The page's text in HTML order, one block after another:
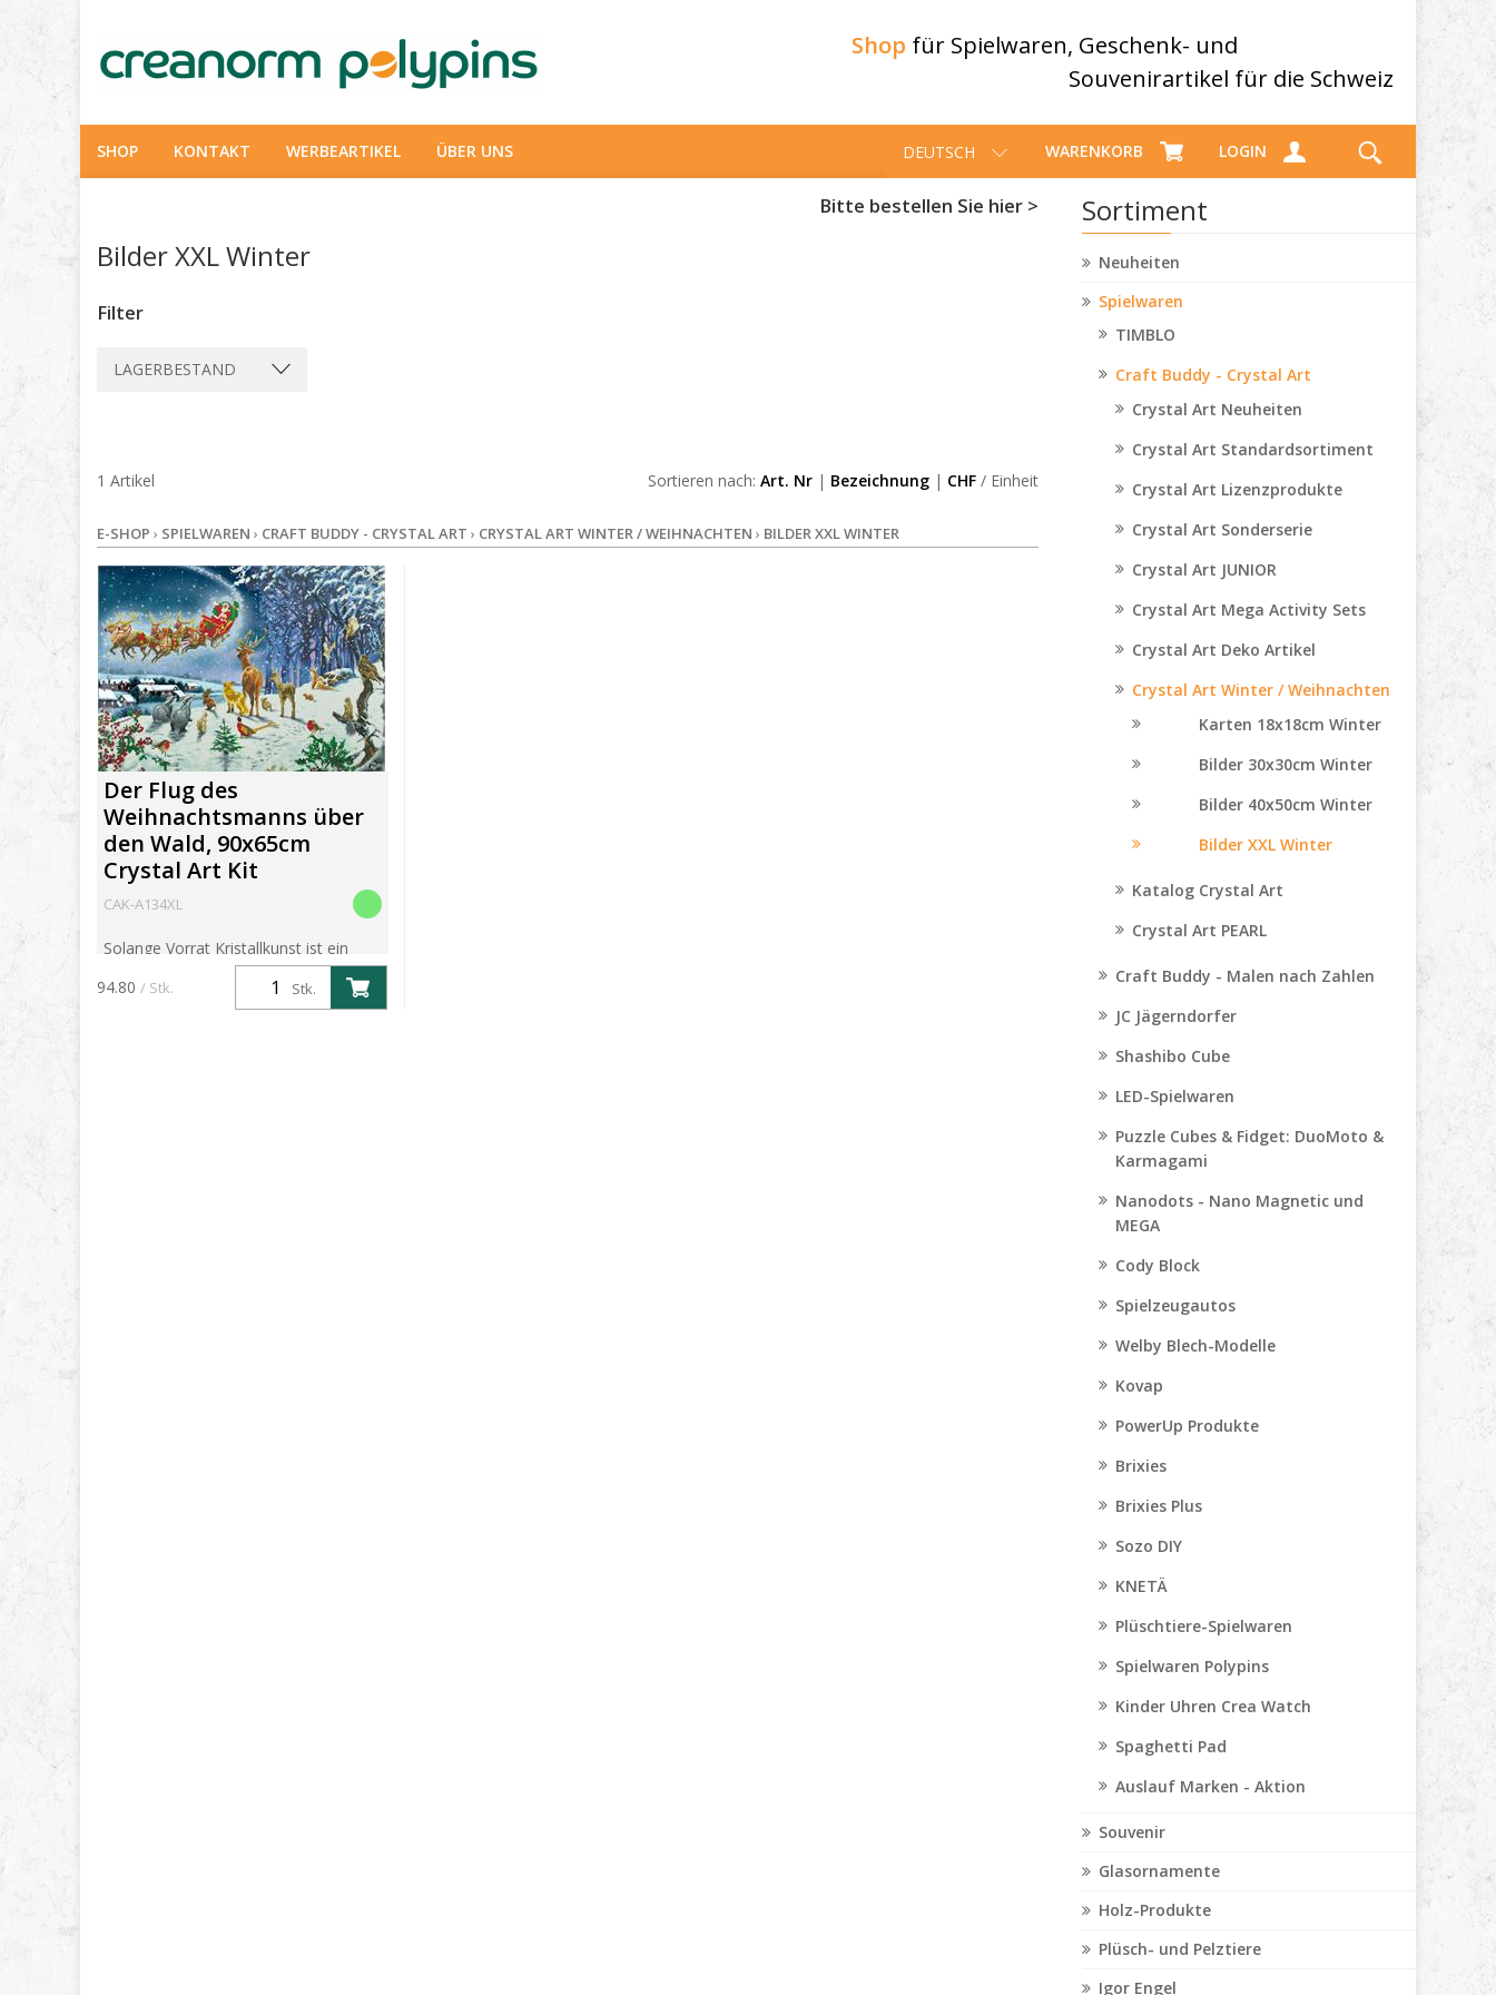
Shop für Spielwaren, Geschenk- und
Souvenirartikel für die Schweiz
DEUTSCH WARENKORB LOGIN
SHOP KONTAKT WERBEARTIKEL ÜBER UNS
Sortiment
Neuheiten
Spielwaren
TIMBLO
Craft Buddy - Crystal Art
Crystal Art Neuheiten
Crystal Art Standardsortiment
Crystal Art Lizenzprodukte
Crystal Art Sonderserie
Crystal Art JUNIOR
Crystal Art Mega Activity Sets
Crystal Art Deko Artikel
Crystal Art Winter / Weihnachten
Karten 18x18cm Winter
Bilder 30x30cm Winter
Bilder 40x50cm Winter
Bilder XXL Winter
Katalog Crystal Art
Crystal Art PEARL
Craft Buddy - Malen nach Zahlen
JC Jägerndorfer
Shashibo Cube
LED-Spielwaren
Puzzle Cubes & Fidget: DuoMoto &
Karmagami
Nanodots - Nano Magnetic und
MEGA
Cody Block
Spielzeugautos
Welby Blech-Modelle
Kovap
PowerUp Produkte
Brixies
Brixies Plus
Sozo DIY
KNETÄ
Plüschtiere-Spielwaren
Spielwaren Polypins
Kinder Uhren Crea Watch
Spaghetti Pad
Auslauf Marken - Aktion
Souvenir
Glasornamente
Holz-Produkte
Plüsch- und Pelztiere
Igor Engel
Bitte bestellen Sie hier >
Bilder XXL Winter
Filter
LAGERBESTAND
Sortieren nach: Art. Nr | Bezeichnung | CHF / Einheit
1 Artikel
E-SHOP › SPIELWAREN › CRAFT BUDDY - CRYSTAL ART › CRYSTAL ART WINTER / WEIHNACHTEN › BILDER XXL WINTER
Der Flug des
Weihnachtsmanns über
den Wald, 90x65cm
Crystal Art Kit
CAK-A134XL
Solange Vorrat Kristallkunst ist ein
enorm suchterzeugendes Hobby, das
Ihnen ermöglicht, Ihre eigenen
Stk.
94.80 / Stk.